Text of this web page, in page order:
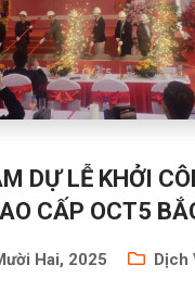
DỰ LỄ KHỞI
CẤP OCT5
VAI TRÒ TƯ
Hai, 2025 Dịch